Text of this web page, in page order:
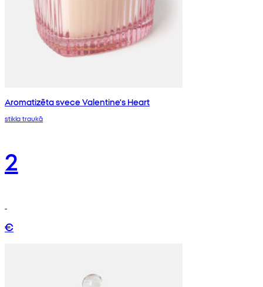
Aromatizēta svece Valentine's Heart
stikla traukā
2
€